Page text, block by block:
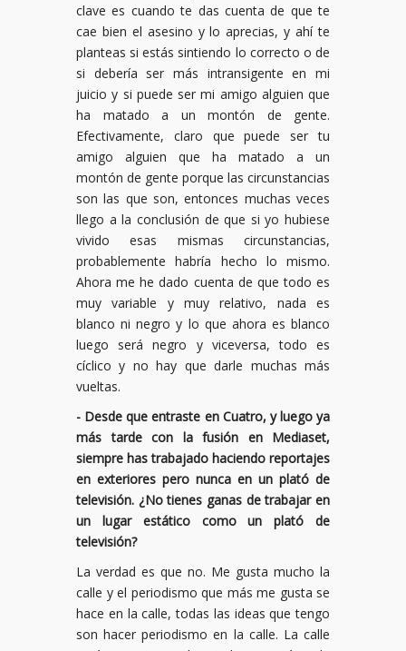
clave es cuando te das cuenta de que te
cae bien el asesino y lo aprecias, y ahí te
planteas si estás sintiendo lo correcto o de
si debería ser más intransigente en mi
juicio y si puede ser mi amigo alguien que
ha matado a un montón de gente.
Efectivamente, claro que puede ser tu
amigo alguien que ha matado a un
montón de gente porque las circunstancias
son las que son, entonces muchas veces
llego a la conclusión de que si yo hubiese
vivido esas mismas circunstancias,
probablemente habría hecho lo mismo.
Ahora me he dado cuenta de que todo es
muy variable y muy relativo, nada es
blanco ni negro y lo que ahora es blanco
luego será negro y viceversa, todo es
cíclico y no hay que darle muchas más
vueltas.
- Desde que entraste en Cuatro, y luego ya
más tarde con la fusión en Mediaset,
siempre has trabajado haciendo reportajes
en exteriores pero nunca en un plató de
televisión. ¿No tienes ganas de trabajar en
un lugar estático como un plató de
televisión?
La verdad es que no. Me gusta mucho la
calle y el periodismo que más me gusta se
hace en la calle, todas las ideas que tengo
son hacer periodismo en la calle. La calle